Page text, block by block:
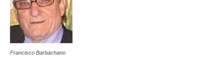
Francisco Barbachano